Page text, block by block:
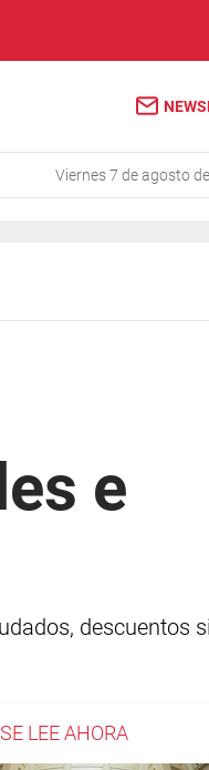
viernes 7 de agosto
e
descuentos
LEE AHORA